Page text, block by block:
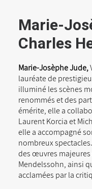
Marie-
Charles
Marie-Josèphe Jude,
lauréate de
illuminé les scènes
renommés et des
émérite, elle a
Laurent Korcia et
elle a accompagné
nombreux
des œuvres majeures
Mendelssohn, ainsi
acclamées par la